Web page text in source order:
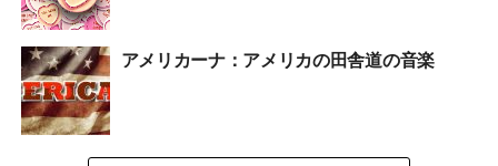
アメリカーナ：アメリカの田舎道の音楽